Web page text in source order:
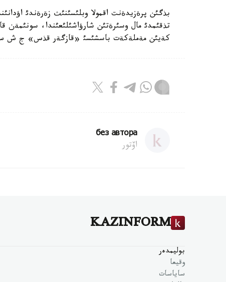
بذگئن پرةزيدةنت اقمولا وبلئسئنئث زةرةندئ
تذقئمدئ مال وسئرةتئن شارؤاشئلئعئندا،
كةيئن مةملةكةت باسشئسئ «قازگةر قذس» ج ش
без автора
اۆتور
KAZINFORM
بوليمدەر
وقيعا
ساياسات